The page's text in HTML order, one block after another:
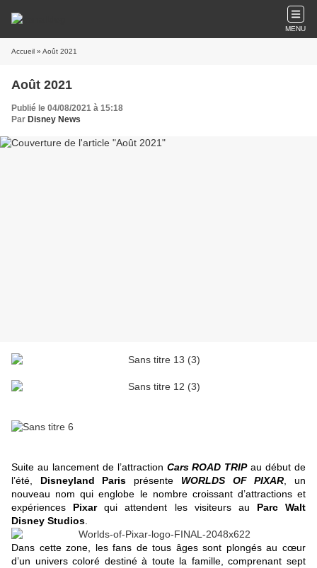
MENU
Accueil » Août 2021
Août 2021
Publié le 04/08/2021 à 15:18
Par Disney News
Suite au lancement de l’attraction Cars ROAD TRIPau début de
l’été, Disneyland Paris présente WORLDS OF PIXAR , un
nouveau nom qui englobe le nombre croissant d’attractions et
expériences Pixarqui attendent les visiteurs au Parc Walt
Disney Studios
Dans cette zone, les fans de tous âges sont plongés au cœur
d’un univers coloré destiné à toute la famille, comprenant sept